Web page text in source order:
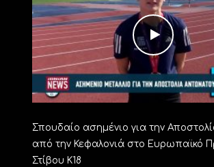
Σπουδαίο ασημένιο για την
από την Κεφαλονιά στο Ευρωπαϊκό
Στίβου Κ18